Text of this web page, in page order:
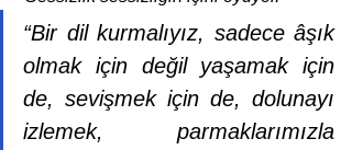
“Bir dil kurmalıyız, sadece âşık
olmak için değil yaşamak için
de, sevişmek için de, dolunayı
izlemek, parmaklarımızla